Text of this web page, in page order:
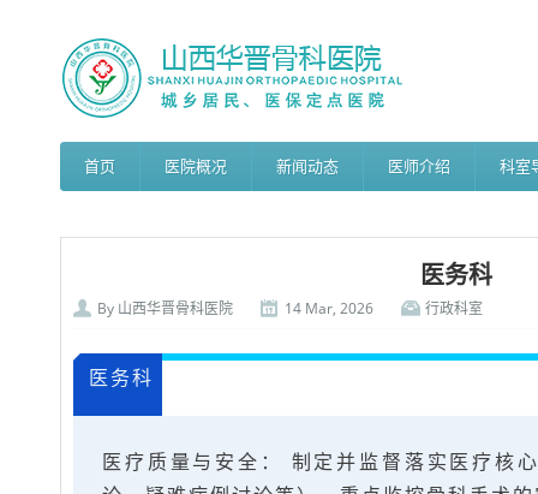
首页 医院概况 新闻动态 医师介绍 科室
医务科
By 山西华晋骨科医院 14 Mar, 2026 行政科室
医务科
医疗质量与安全： 制定并监督落实医疗核